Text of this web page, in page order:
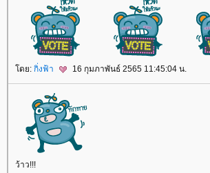
ดย: กิ่งฟ้า 16 กุมภาพันธ์ 2565 11:45:04 น.
ว้าว!!!